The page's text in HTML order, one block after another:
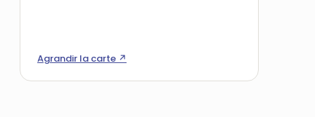
Agrandir la carte ↗